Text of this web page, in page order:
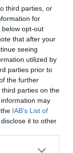
third parties, or
for
opt-out
that after your
seeing
utilized by
parties prior to
the further
parties on the
may
IAB’s List of
it to other